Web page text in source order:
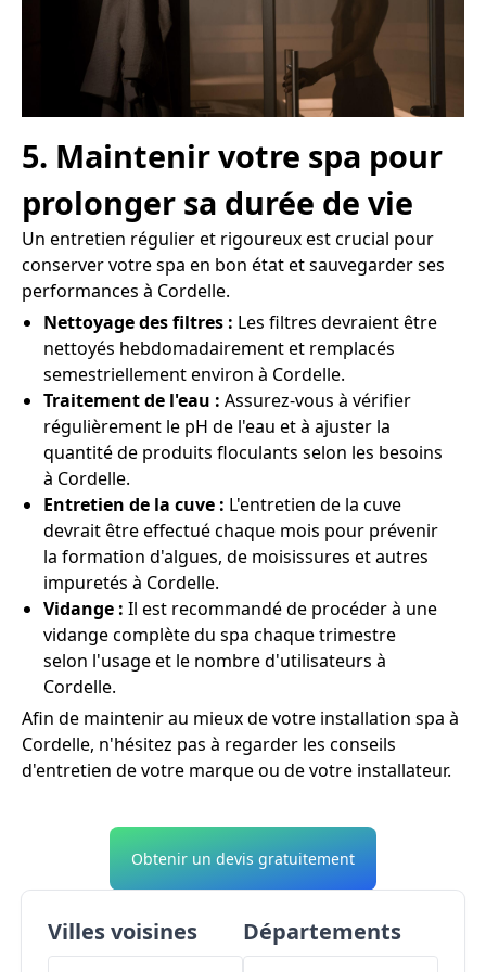
5. Maintenir votre spa pour
prolonger sa durée de vie
Un entretien régulier et rigoureux est crucial pour
conserver votre spa en bon état et sauvegarder ses
performances à Cordelle.
Nettoyage des filtres : Les filtres devraient être
nettoyés hebdomadairement et remplacés
semestriellement environ à Cordelle.
Traitement de l'eau : Assurez-vous à vérifier
régulièrement le pH de l'eau et à ajuster la
quantité de produits floculants selon les besoins
à Cordelle.
Entretien de la cuve : L'entretien de la cuve
devrait être effectué chaque mois pour prévenir
la formation d'algues, de moisissures et autres
impuretés à Cordelle.
Vidange : Il est recommandé de procéder à une
vidange complète du spa chaque trimestre
selon l'usage et le nombre d'utilisateurs à
Cordelle.
Afin de maintenir au mieux de votre installation spa à
Cordelle, n'hésitez pas à regarder les conseils
d'entretien de votre marque ou de votre installateur.
Obtenir un devis gratuitement
Villes voisines Départements